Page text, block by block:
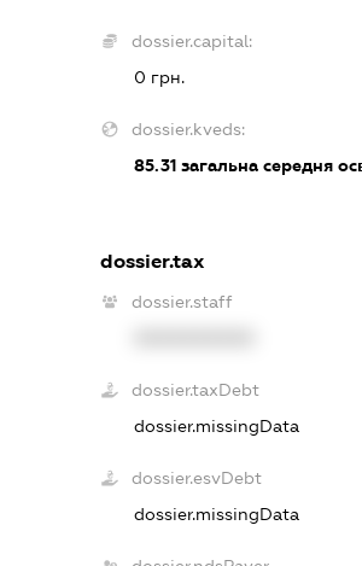
dossier.capital:
0 грн.
dossier.kveds:
85.31загальна середня
dossier.tax
dossier.staff
dossier.taxDebt
dossier.missingData
dossier.esvDebt
dossier.missingData